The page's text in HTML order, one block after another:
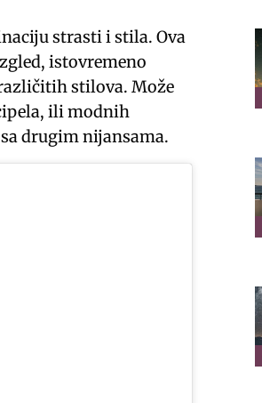
strasti i stila. Ova
istovremeno
stilova. Može
ili modnih
drugim nijansama.